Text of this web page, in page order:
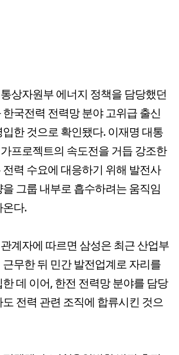
상자원부 에너지 정책을 담당했던
국전력 전력망 분야 고위급 출신
한 것으로 확인됐다. 이재명 대통
프로젝트의 속도전을 거듭 강조한
력 수요에 대응하기 위해 발전사
그룹 내부로 흡수하려는 움직임
다.
계자에 따르면 삼성은 최근 산업부
무한 뒤 민간 발전업계로 자리를
데 이어, 한전 전력망 분야를 담당
전력 관련 조직에 합류시킨 것으